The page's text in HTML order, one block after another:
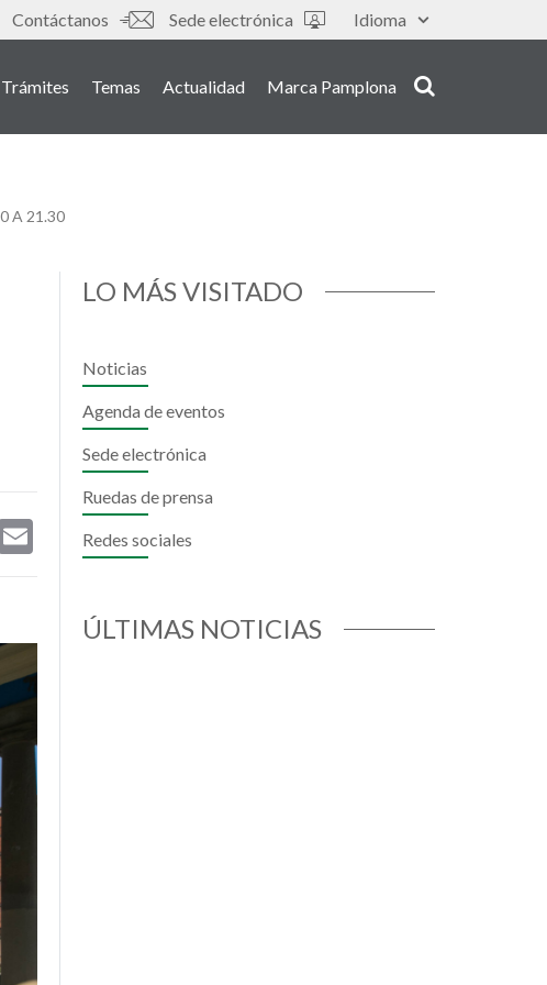
Idioma
Tools
Contáctanos Sede electrónica
Trámites Temas Actualidad Marca Pamplona
A 21.30
Email
LO MÁS VISITADO
Noticias
Agenda de eventos
Sede electrónica
Ruedas de prensa
Redes sociales
ÚLTIMAS NOTICIAS